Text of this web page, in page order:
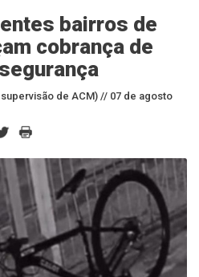
bairros de
cobrança de
de ACM) // 07 de agosto